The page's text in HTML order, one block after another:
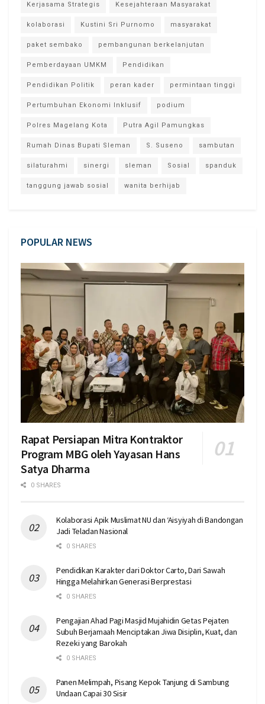
Kerjasama Strategis Kesejahteraan Masyarakat
kolaborasi Kustini Sri Purnomo masyarakat
paket sembako pembangunan berkelanjutan
Pemberdayaan UMKM Pendidikan
Pendidikan Politik peran kader permintaan tinggi
Pertumbuhan Ekonomi Inklusif podium
Polres Magelang Kota Putra Agil Pamungkas
Rumah Dinas Bupati Sleman S. Suseno sambutan
silaturahmi sinergi sleman Sosial spanduk
tanggung jawab sosial wanita berhijab
POPULAR NEWS
Rapat Persiapan Mitra Kontraktor
Program MBG oleh Yayasan Hans
Satya Dharma
0 SHARES
Kolaborasi Apik Muslimat NU dan ‘Aisyiyah di Bandongan
Jadi Teladan Nasional
0 SHARES
Pendidikan Karakter dari Doktor Carto, Dari Sawah
Hingga Melahirkan Generasi Berprestasi
0 SHARES
Pengajian Ahad Pagi Masjid Mujahidin Getas Pejaten
Subuh Berjamaah Menciptakan Jiwa Disiplin, Kuat, dan
Rezeki yang Barokah
0 SHARES
Panen Melimpah, Pisang Kepok Tanjung di Sambung
Undaan Capai 30 Sisir